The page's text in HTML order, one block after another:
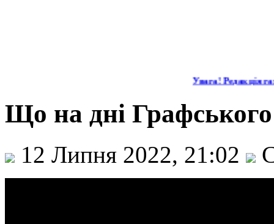
Увага! Редакція
Що на дні Графського
12 Липня 2022, 21:02